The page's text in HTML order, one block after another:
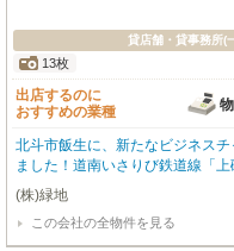
貸店舗・貸事務所(
13枚
出店するのに
おすすめの業種
北斗市飯生に、新たなビジネス
ました！道南いさりび鉄道線「
広大な敷地には嬉しい無料駐車
越しいただけます。小売・物販
的な雰囲気が魅力的です。エア
設備など、事業をスムーズに始
(株)緑地
この会社の全物件を見る